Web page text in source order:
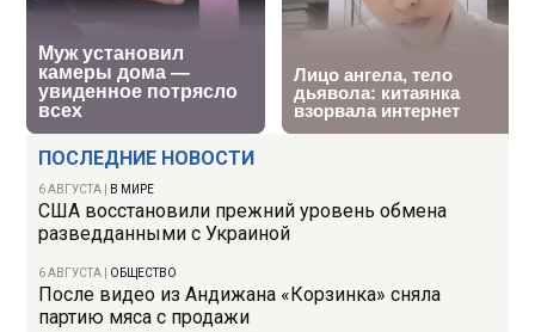
ПОСЛЕДНИЕ НОВОСТИ
6 АВГУСТА В МИРЕ
США восстановили прежний уровень обмена
разведданными с Украиной
6 АВГУСТА ОБЩЕСТВО
После видео из Андижана «Корзинка» сняла
партию мяса с продажи